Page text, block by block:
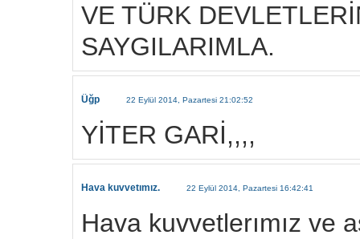
VE TÜRK
SAYGILARIMLA.
Üğp 22 Eylül 2014, Pazartesi 21:02:52
YİTER GARİ,,,,
Hava kuvvetımız. 22 Eylül 2014, Pazartesi 16:42:41
Hava kuvvetlerımız ve